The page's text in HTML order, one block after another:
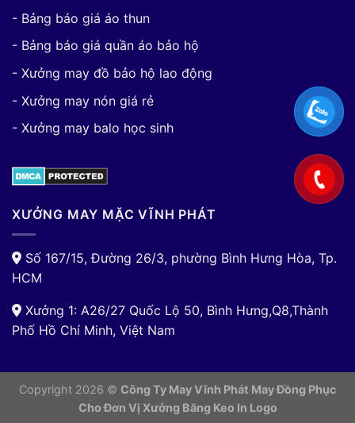
- Bảng báo giá áo thun
- Bảng báo giá quần áo bảo hộ
- Xưởng may đồ bảo hộ lao động
- Xưởng may nón giá rẻ
- Xưởng may balo học sinh
XƯỞNG MAY MẶC VĨNH PHÁT
Số 167/15, Đường 26/3, phường Bình Hưng Hòa, Tp.
HCM
Xưởng 1: A26/27 Quốc Lộ 50, Bình Hưng,Q8,Thành
Phố Hồ Chí Minh, Việt Nam
Copyright 2026 © Công Ty May Vĩnh Phát May Đồng Phục
Cho Đơn Vị Xưởng Băng Keo In Logo